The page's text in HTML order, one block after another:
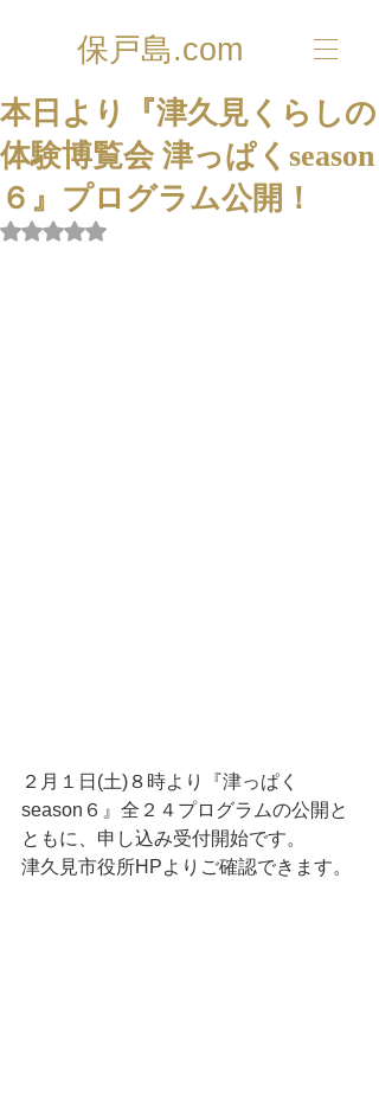
保戸島.com
本日より『津久見くらしの
体験博覧会 津っぱくseason
６』プログラム公開！
5つ星のうちNaNと評価されています。
２月１日(土)８時より『津っぱく
season６』全２４プログラムの公開と
ともに、申し込み受付開始です。
津久見市役所HPよりご確認できます。